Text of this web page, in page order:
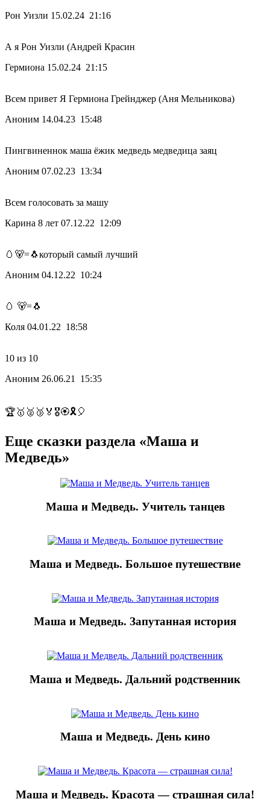
Рон Уизли 15.02.24 21:16
А я Рон Уизли (Андрей Красин
Гермиона 15.02.24 21:15
Всем привет Я Гермиона Грейнджер (Аня Мельникова)
Аноним 14.04.23 15:48
Пингвиненнок маша ёжик медведь медведица заяц
Аноним 07.02.23 13:34
Всем голосовать за машу
Карина 8 лет 07.12.22 12:09
🥚🐻=🐧который самый лучший
Аноним 04.12.22 10:24
🥚 🐻=🐧
Коля 04.01.22 18:58
10 из 10
Аноним 26.06.21 15:35
🏆🥇🥈🥉🏅🎖🏵🎗🎈
Еще сказки раздела «Маша и
Медведь»
Маша и Медведь. Учитель танцев
Маша и Медведь. Большое путешествие
Маша и Медведь. Запутанная история
Маша и Медведь. Дальний родственник
Маша и Медведь. День кино
Маша и Медведь. Красота — страшная сила!